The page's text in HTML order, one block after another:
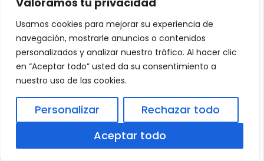
Usamos cookies para mejorar su experiencia de
navegación, mostrarle anuncios o contenidos
personalizados y analizar nuestro tráfico. Al hacer clic
en “Aceptar todo” usted da su consentimiento a
nuestro uso de las cookies.
Personalizar
Rechazar todo
Aceptar todo
Descubriendo la belleza y el misterio
de la naturaleza a través de la ciencia
2 Explorando el impacto de las
ciencias naturales en nuestra vida
cotidiana
3 El poder transformador de la
biología y la ecología
4 La importancia de la física y la
química en nuestro entorno
5 Conexiones entre la geología y la